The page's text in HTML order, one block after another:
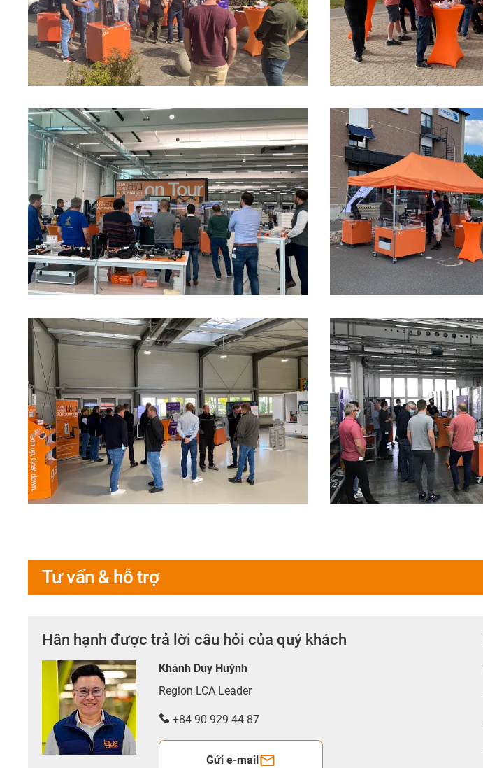
Tư vấn & hỗ trợ
Hân hạnh được trả lời câu hỏi của quý khách
Khánh Duy Huỳnh
Region LCA Leader
+84 90 929 44 87
Gửi e-mail